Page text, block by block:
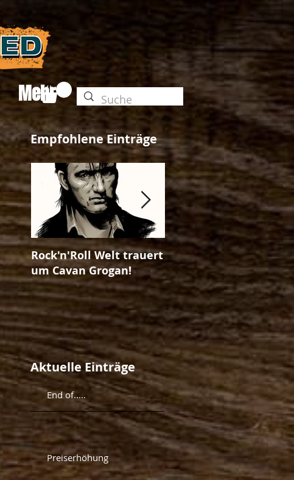
Mehr
Empfohlene Einträge
Rock'n'Roll Welt trauert
um Cavan Grogan!
The Unleashed-
Ausgabe No. 25!
Aktuelle Einträge
End of.....
Preiserhöhung